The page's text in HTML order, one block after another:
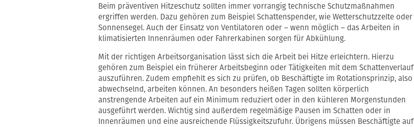
Beim präventiven Hitzeschutz sollten immer vorrangig technische Schutzmaßnahmen
ergriffen werden. Dazu gehören zum Beispiel Schattenspender, wie Wetterschutzzelte oder
Sonnensegel. Auch der Einsatz von Ventilatoren oder – wenn möglich – das Arbeiten in
klimatisierten Innenräumen oder Fahrerkabinen sorgen für Abkühlung.
Mit der richtigen Arbeitsorganisation lässt sich die Arbeit bei Hitze erleichtern. Hierzu
gehören zum Beispiel ein früherer Arbeitsbeginn oder Tätigkeiten mit dem Schattenverlauf
auszuführen. Zudem empfiehlt es sich zu prüfen, ob Beschäftigte im Rotationsprinzip, also
abwechselnd, arbeiten können. An besonders heißen Tagen sollten körperlich
anstrengende Arbeiten auf ein Minimum reduziert oder in den kühleren Morgenstunden
ausgeführt werden. Wichtig sind außerdem regelmäßige Pausen im Schatten oder in
Innenräumen und eine ausreichende Flüssigkeitszufuhr. Übrigens müssen Beschäftigte auf